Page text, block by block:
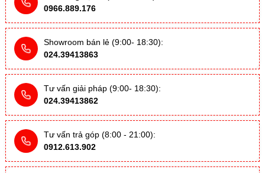
0966.889.176
Showroom bán lẻ (9:00- 18:30):
024.39413863
Tư vấn giải pháp (9:00- 18:30):
024.39413862
Tư vấn trả góp (8:00 - 21:00):
0912.613.902